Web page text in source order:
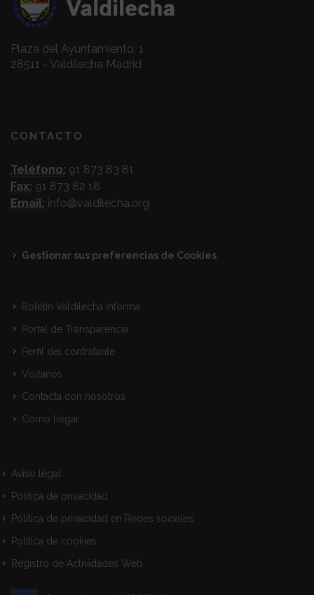
Plaza del Ayuntamiento, 1
28511 - Valdilecha Madrid
CONTACTO
Teléfono: 91 873 83 81
Fax: 91 873 82 18
Email: info@valdilecha.org
Gestionar sus preferencias de Cookies
Boletín Valdilecha Informa
Portal de Transparencia
Perfil del contratante
Visitanos
Contacta con nosotros
Como llegar
Aviso legal
Política de privacidad
Política de privacidad en Redes sociales
Política de cookies
Registro de Actividades Web